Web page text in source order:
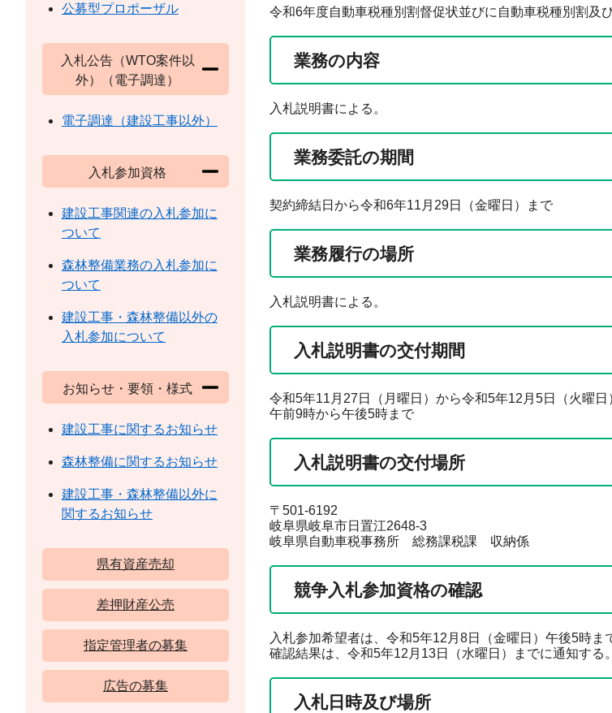
令和6年度自動車税種別割督促状並びに自動車税種別割及
業務の内容
入札説明書による。
業務委託の期間
契約締結日から令和6年11月29日（金曜日）まで
業務履行の場所
入札説明書による。
入札説明書の交付期間
令和5年11月27日（月曜日）から令和5年12月5日（火曜日
午前9時から午後5時まで
入札説明書の交付場所
〒501-6192
岐阜県岐阜市日置江2648-3
岐阜県自動車税事務所 総務課税課 収納係
競争入札参加資格の確認
入札参加希望者は、令和5年12月8日（金曜日）午後5時ま
確認結果は、令和5年12月13日（水曜日）までに通知する。
入札日時及び場所
公募型プロポーザル
入札公告（WTO案件以
外）（電子調達）
電子調達（建設工事以外）
入札参加資格
建設工事関連の入札参加に
ついて
森林整備業務の入札参加に
ついて
建設工事・森林整備以外の
入札参加について
お知らせ・要領・様式
建設工事に関するお知らせ
森林整備に関するお知らせ
建設工事・森林整備以外に
関するお知らせ
県有資産売却
差押財産公売
指定管理者の募集
広告の募集